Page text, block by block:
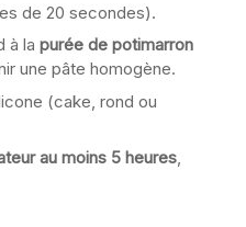
de 20 secondes).
à la purée de potimarron
une pâte homogène.
(cake, rond ou
au moins 5 heures,